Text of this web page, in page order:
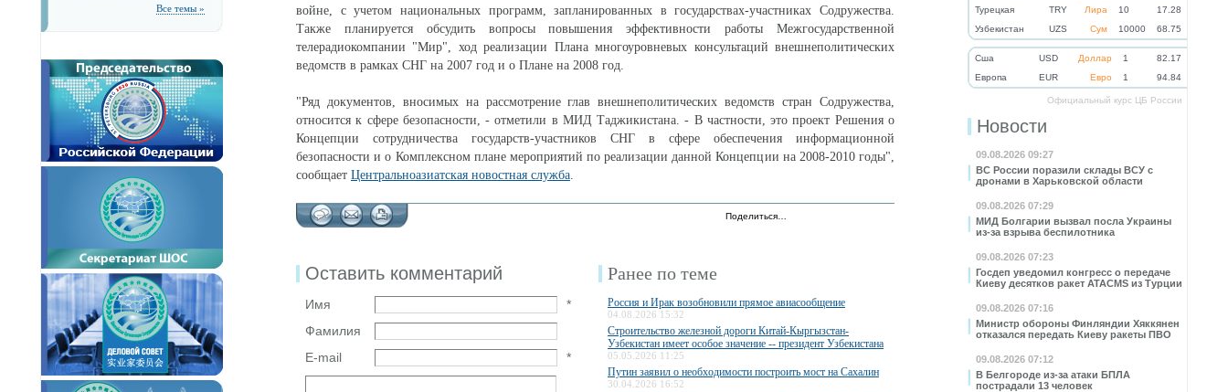
Турецкая
TRY Лира 10
17.28
Узбекистан
UZS Сум 10000 68.75
Cша USD Доллар 1
82.17
Eвропа
EUR Евро 1 94.84
Официальный курс ЦБ России
Новости
09.08.2026 09:27
ВС России поразили склады ВСУ с
дронами в Харьковской области
09.08.2026 07:29
МИД Болгарии вызвал посла Украины
из-за взрыва беспилотника
09.08.2026 07:23
Госдеп уведомил конгресс о передаче
Киеву десятков ракет ATACMS из Турции
09.08.2026 07:16
Министр обороны Финляндии Хяккянен
отказался передать Киеву ракеты ПВО
09.08.2026 07:12
В Белгороде из-за атаки БПЛА
пострадали 13 человек
Все темы »
войне, с учетом национальных программ, запланированных в государствах-участниках Содружества.
Также планируется обсудить вопросы повышения эффективности работы Межгосударственной
телерадиокомпании "Мир", ход реализации Плана многоуровневых консультаций внешнеполитических
ведомств в рамках СНГ на 2007 год и о Плане на 2008 год.
"Ряд документов, вносимых на рассмотрение глав внешнеполитических ведомств стран Содружества,
относится к сфере безопасности, - отметили в МИД Таджикистана. - В частности, это проект Решения о
Концепции сотрудничества государств-участников СНГ в сфере обеспечения информационной
безопасности и о Комплексном плане мероприятий по реализации данной Концепции на 2008-2010 годы",
сообщает Центральноазиатская новостная служба.
Поделиться…
Оставить комментарий
Имя
*
Фамилия
E-mail
*
Ранее по теме
Россия и Ирак возобновили прямое авиасообщение
04.08.2026 15:32
Строительство железной дороги Китай-Кыргызстан-
Узбекистан имеет особое значение -- президент Узбекистана
05.05.2026 11:25
Путин заявил о необходимости построить мост на Сахалин
30.04.2026 16:52